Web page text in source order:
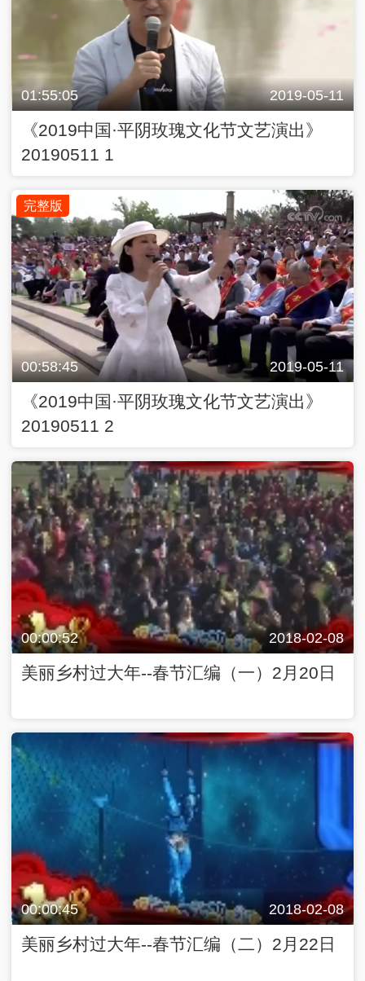
01:55:05 2019-05-11
《2019中国·平阴玫瑰文化节文艺演出》
20190511 1
完整版
00:58:45 2019-05-11
《2019中国·平阴玫瑰文化节文艺演出》
20190511 2
00:00:52 2018-02-08
美丽乡村过大年--春节汇编（一）2月20日
00:00:45 2018-02-08
美丽乡村过大年--春节汇编（二）2月22日